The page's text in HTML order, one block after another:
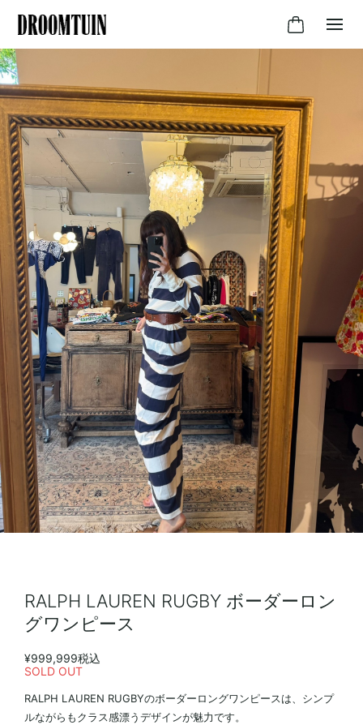
RALPH LAUREN RUGBY ボーダーロン
グワンピース
¥999,999税込
SOLD OUT
RALPH LAUREN RUGBYのボーダーロングワンピースは、シンプ
ルながらもクラス感漂うデザインが魅力です。